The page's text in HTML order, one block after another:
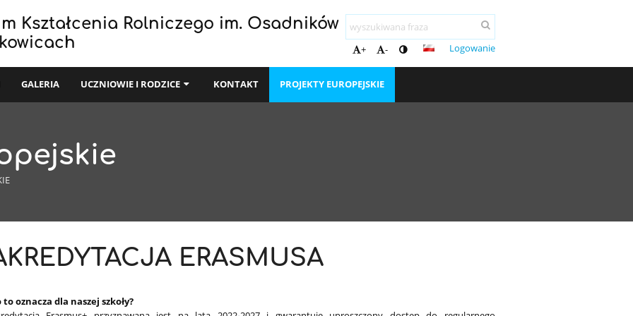
Kształcenia Rolniczego im. Osadników
+ - Logowanie
GALERIA UCZNIOWIE I RODZICE KONTAKT PROJEKTY EUROPEJSKIE
ERASMUSA
to oznacza dla naszej szkoły?